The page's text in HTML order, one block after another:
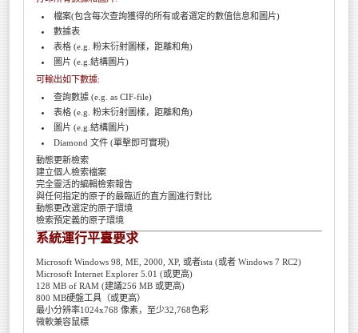
檔案(包含每次查詢獲得的所有或者選定的數值信息和圖片)
數據表
表格 (e.g. 粉末衍射圖樣，距離和角)
圖片 (e.g.結構圖片)
可輸出如下數據:
查詢數據 (e.g. as CIF-file)
表格 (e.g. 粉末衍射圖樣，距離和角)
圖片 (e.g.結構圖片)
Diamond 文件 (單擊即可實現)
動態更新檢索
建立個人檢索檔案
完全靈活的編輯檢索報告
與任何指定的原子的最臨近的直方圖進行對比
動態更改選定的原子環境
檢索預定義的原子環境
系統運行平臺要求
Microsoft Windows 98, ME, 2000, XP, 或者ista (或者 Windows 7 RC2)
Microsoft Internet Explorer 5.01 (或更高)
128 MB of RAM (建議256 MB 或更高)
800 MB硬盤工具（或更高）
最小分辨率1024x768 像素，至少32,768色彩
微軟兼容鼠標